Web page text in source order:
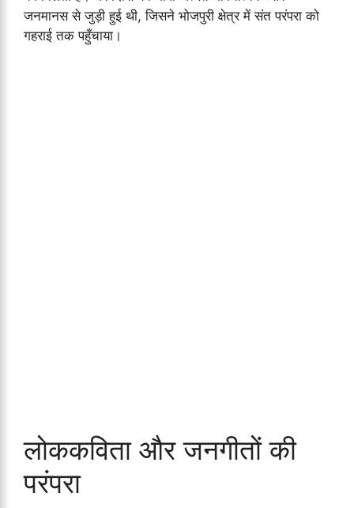
जनमानस से जुड़ी हुई थी, जिसने भोजपुरी क्षेत्र में संत परंपरा को
गहराई तक पहुँचाया।
लोककविता और जनगीतों की
परंपरा